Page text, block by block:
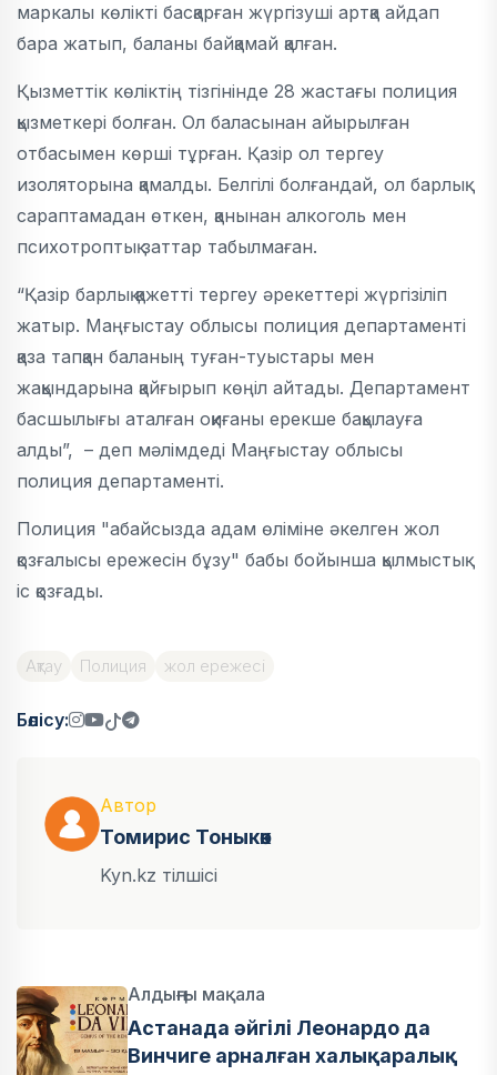
маркалы көлікті басқарған жүргізуші артқа айдап
бара жатып, баланы байқамай қалған.
Қызметтік көліктің тізгінінде 28 жастағы полиция
қызметкері болған. Ол баласынан айырылған
отбасымен көрші тұрған. Қазір ол тергеу
изоляторына қамалды. Белгілі болғандай, ол барлық
сараптамадан өткен, қанынан алкоголь мен
психотроптық заттар табылмаған.
“Қазір барлық қажетті тергеу әрекеттері жүргізіліп
жатыр. Маңғыстау облысы полиция департаменті
қаза тапқан баланың туған-туыстары мен
жақындарына қайғырып көңіл айтады. Департамент
басшылығы аталған оқиғаны ерекше бақылауға
алды”, – деп мәлімдеді Маңғыстау облысы
полиция департаменті.
Полиция "абайсызда адам өліміне әкелген жол
қозғалысы ережесін бұзу" бабы бойынша қылмыстық
іс қозғады.
Ақтау Полиция жол ережесі
Бөлісу:
Автор
Томирис Тоныкөк
Kyn.kz тілшісі
Алдыңғы мақала
Астанада әйгілі Леонардо да
Винчиге арналған халықаралық